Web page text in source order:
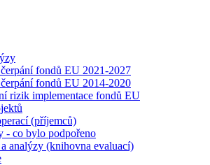
fondů EU 2021-2027
fondů EU 2014-2020
rizik implementace fondů EU
(příjemců)
- co bylo podpořeno
analýzy (knihovna evaluací)